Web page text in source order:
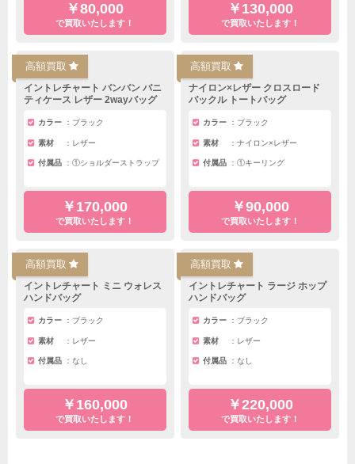
￥80,000
で買取いたします！
￥130,000
で買取いたします！
高額買取
イントレチャート バンバン バニ
ティケース レザー 2wayバッグ
カラー ブラック
素材 レザー
付属品 ①ショルダーストラップ
￥170,000
で買取いたします！
高額買取
ナイロン×レザー クロスロード
バックル トートバッグ
カラー ブラック
素材 ナイロン×レザー
付属品 ①キーリング
￥90,000
で買取いたします！
高額買取
イントレチャート ミニ ウォレス
ハンドバッグ
カラー ブラック
素材 レザー
付属品 なし
￥160,000
で買取いたします！
高額買取
イントレチャート ラージ ホップ
ハンドバッグ
カラー ブラック
素材 レザー
付属品 なし
￥220,000
で買取いたします！